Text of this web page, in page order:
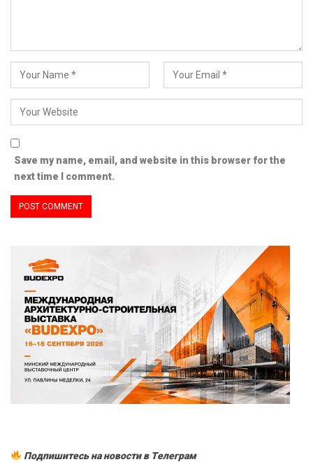
Save my name, email, and website in this browser for the
next time I comment.
Подпишитесь на новости в Tелеграм